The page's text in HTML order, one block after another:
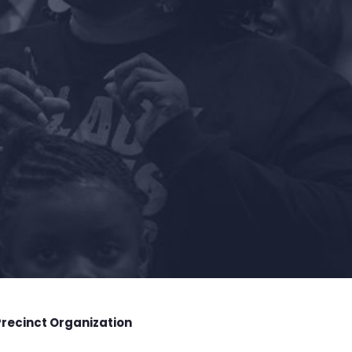
Organization